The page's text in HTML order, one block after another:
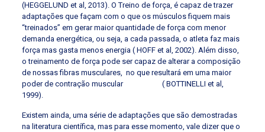
(HEGGELUND et al, 2013). O Treino de força, é capaz de trazer
adaptações que façam com o que os músculos fiquem mais
“treinados” em gerar maior quantidade de força com menor
demanda energética, ou seja, a cada passada, o atleta faz mais
força mas gasta menos energia ( HOFF et al, 2002). Além disso,
o treinamento de força pode ser capaz de alterar a composição
de nossas fibras musculares, no que resultará em uma maior
poder de contração muscular ( BOTTINELLI et al,
1999).
Existem ainda, uma série de adaptações que são demostradas
na literatura científica, mas para esse momento, vale dizer que o